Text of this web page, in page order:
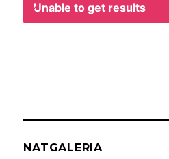
Unable to get results
NATGALERIA